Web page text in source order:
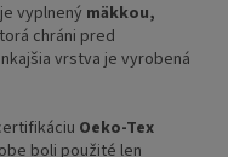
vyplnený mäkkou,
chráni pred
vrstva je vyrobená
Oeko-Tex
boli použité len